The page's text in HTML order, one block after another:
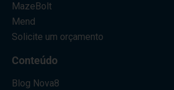
MazeBolt
Mend
Solicite um orçamento
Conteúdo
Blog Nova8